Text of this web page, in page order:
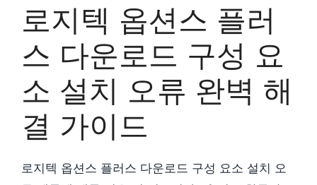
로지텍 옵션스 플러
스 다운로드 구성 요
소 설치 오류 완벽 해
결 가이드
로지텍 옵션스 플러스 다운로드 구성 요소 설치 오